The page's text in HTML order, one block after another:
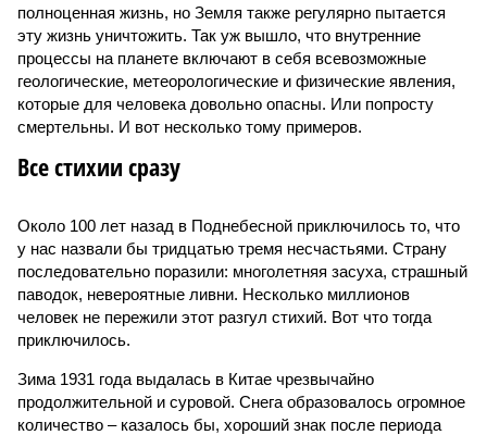
полноценная жизнь, но Земля также регулярно пытается
эту жизнь уничтожить. Так уж вышло, что внутренние
процессы на планете включают в себя всевозможные
геологические, метеорологические и физические явления,
которые для человека довольно опасны. Или попросту
смертельны. И вот несколько тому примеров.
Все стихии сразу
Около 100 лет назад в Поднебесной приключилось то, что
у нас назвали бы тридцатью тремя несчастьями. Страну
последовательно поразили: многолетняя засуха, страшный
паводок, невероятные ливни. Несколько миллионов
человек не пережили этот разгул стихий. Вот что тогда
приключилось.
Зима 1931 года выдалась в Китае чрезвычайно
продолжительной и суровой. Снега образовалось огромное
количество – казалось бы, хороший знак после периода